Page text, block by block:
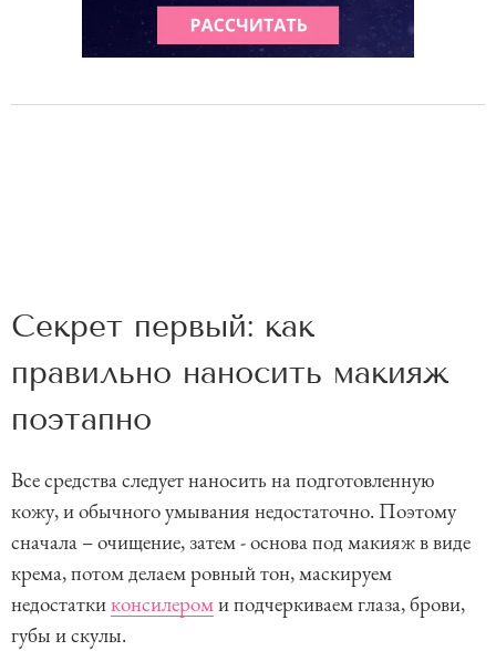
Секрет первый: как
правильно наносить макияж
поэтапно
Все средства следует наносить на подготовленную
кожу, и обычного умывания недостаточно. Поэтому
сначала – очищение, затем - основа под макияж в виде
крема, потом делаем ровный тон, маскируем
недостаткиконсилероми подчеркиваем глаза, брови,
губы и скулы.